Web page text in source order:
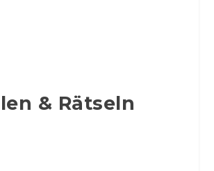
e
& Rätseln